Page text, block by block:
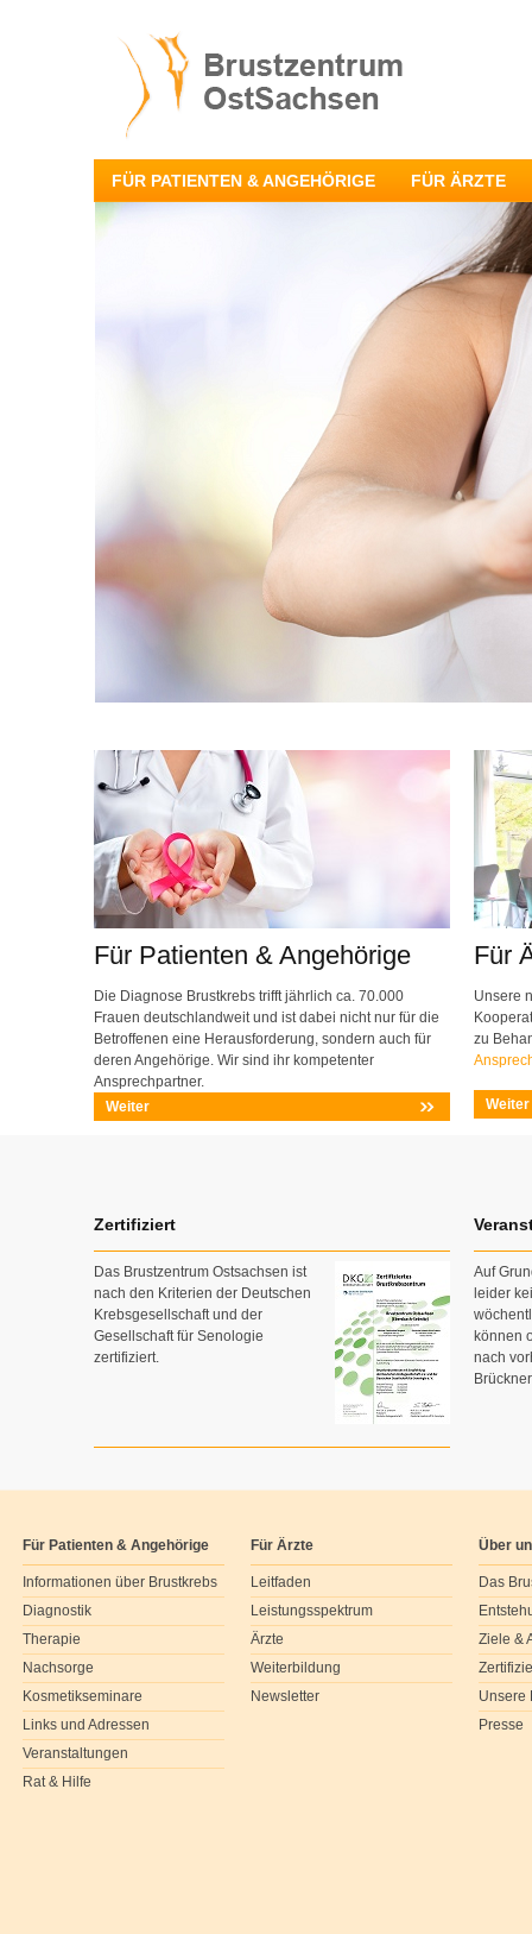
FÜR PATIENTEN & ANGEHÖRIGE FÜR ÄRZTE
Für Patienten & Angehörige
Die Diagnose Brustkrebs trifft jährlich ca. 70.000
Frauen deutschlandweit und ist dabei nicht nur für die
Betroffenen eine Herausforderung, sondern auch für
deren Angehörige. Wir sind ihr kompetenter
Ansprechpartner.
Weiter
Für
Unsere
zu
Weiter
Zertifiziert
Das Brustzentrum Ostsachsen ist
nach den Kriterien der Deutschen
Krebsgesellschaft und der
Gesellschaft für Senologie
zertifiziert.
Auf
leider
können
nach
Für Patienten & Angehörige
Informationen über Brustkrebs
Diagnostik
Therapie
Nachsorge
Kosmetikseminare
Links und Adressen
Veranstaltungen
Rat & Hilfe
Für Ärzte
Leitfaden
Leistungsspektrum
Ärzte
Weiterbildung
Newsletter
Über
Das
Ziele &
Unsere
Presse